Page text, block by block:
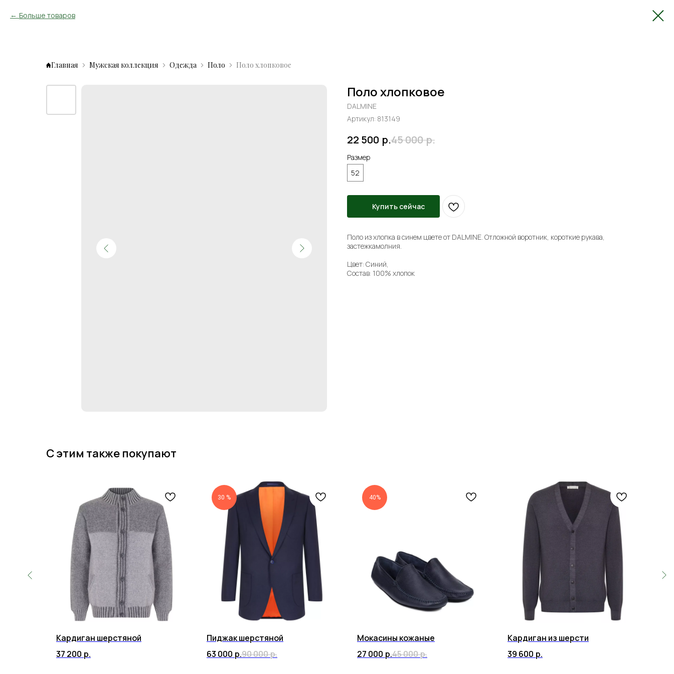
Больше товаров
Главная Мужская коллекция Одежда Поло Поло хлопковое
Поло хлопковое
DALMINE
Артикул: 813149
22 500 р.45 000 р.
Размер
52
Купить сейчас
Поло из хлопка в синем цвете от DALMINE. Отложной воротник, короткие рукава,
застежкамолния.
Цвет: Синий,
Состав: 100% хлопок
С этим также покупают
Кардиган шерстяной
37 200 р.
30 %
Пиджак шерстяной
63 000 р.90 000р.
40%
Мокасины кожаные
27 000 р.45 000р.
Кардиган из шерсти
39 600 р.